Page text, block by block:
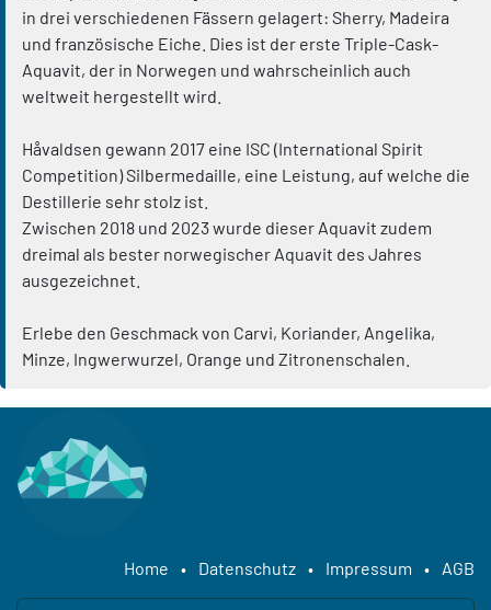
in drei verschiedenen Fässern gelagert: Sherry, Madeira
und französische Eiche. Dies ist der erste Triple-Cask-
Aquavit, der in Norwegen und wahrscheinlich auch
weltweit hergestellt wird.
Håvaldsen gewann 2017 eine ISC (International Spirit
Competition) Silbermedaille, eine Leistung, auf welche die
Destillerie sehr stolz ist.
Zwischen 2018 und 2023 wurde dieser Aquavit zudem
dreimal als bester norwegischer Aquavit des Jahres
ausgezeichnet.
Erlebe den Geschmack von Carvi, Koriander, Angelika,
Minze, Ingwerwurzel, Orange und Zitronenschalen.
Home • Datenschutz • Impressum • AGB